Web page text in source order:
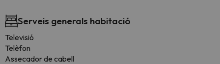
Serveis generals habitació
Televisió
Telèfon
Assecador de cabell